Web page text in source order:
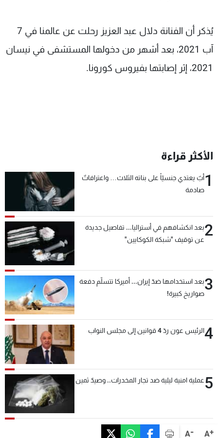
A+
A-
يُذكر أن الفنانة دلال عبد العزيز رحلت عن عالمنا في 7
آب 2021، بعد أشهر من دخولها المستشفى في نيسان
2021، إثر إصابتها بفيروس كورونا.
الأكثر قراءة
1أبٌ يعتدي جنسيّاً على بناته الثلاث… واعترافاتٌ
صادمة
2بعد انكشافهم في أستراليا... تفاصيل جديدة
عن توقيف "شبكة الكوكايين"
3بعد استخدامها ضدّ إيران... أميركا تتسلّم دفعة
صواريخ كبيرة!
4الرئيس عون ردّ 4 قوانين إلى مجلس النواب
5 عملية امنية ليلية ضد تجار المخدرات.. وصيدٌ ثمين